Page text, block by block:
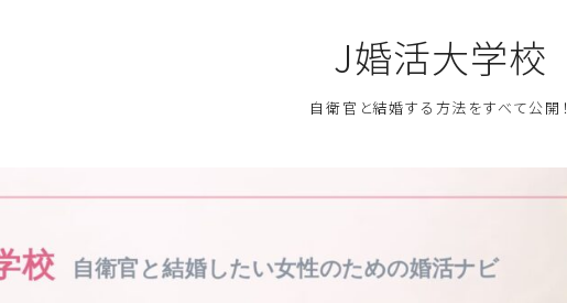
J婚活大学校
自衛官と結婚する方法をすべて公開！